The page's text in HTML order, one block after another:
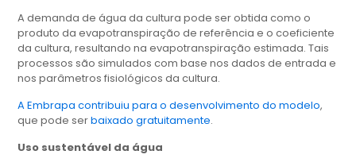
A demanda de água da cultura pode ser obtida como o
produto da evapotranspiração de referência e o coeficiente
da cultura, resultando na evapotranspiração estimada. Tais
processos são simulados com base nos dados de entrada e
nos parâmetros fisiológicos da cultura.
A Embrapa contribuiu para o desenvolvimento do modelo,
que pode serbaixado gratuitamente.
Uso sustentável da água